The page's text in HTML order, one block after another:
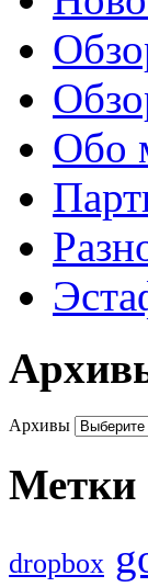
Обо
Архивы
Метки
dropbox